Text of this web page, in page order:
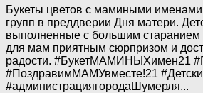
Букеты цветов с мамиными
групп в преддверии Дня матери.
выполненные с большим старанием
для мам приятным сюрпризом и
радости. #БукетМАМИНЫХимен21
#ПоздравимМАМУвместе!21
#администрациягородаШумерля...